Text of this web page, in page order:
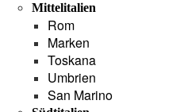
Mittelitalien
Rom
Marken
Toskana
Umbrien
San Marino